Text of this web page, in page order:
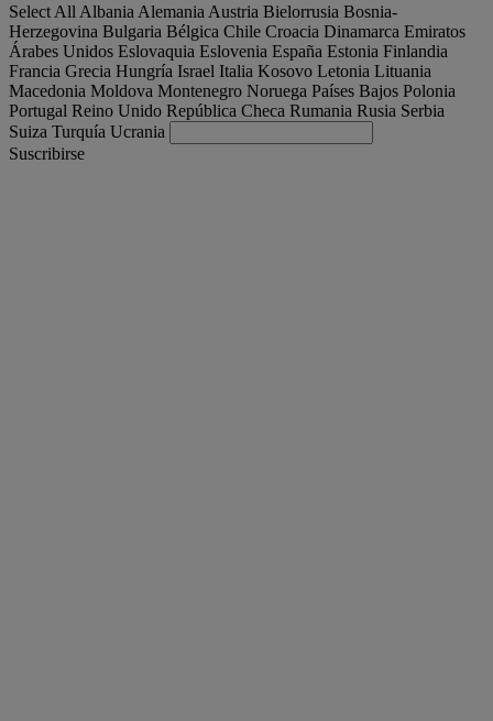
Select All Albania Alemania Austria Bielorrusia Bosnia-
Herzegovina Bulgaria Bélgica Chile Croacia Dinamarca Emiratos
Árabes Unidos Eslovaquia Eslovenia España Estonia Finlandia
Francia Grecia Hungría Israel Italia Kosovo Letonia Lituania
Macedonia Moldova Montenegro Noruega Países Bajos Polonia
Portugal Reino Unido República Checa Rumania Rusia Serbia
Suiza Turquía Ucrania
Suscribirse